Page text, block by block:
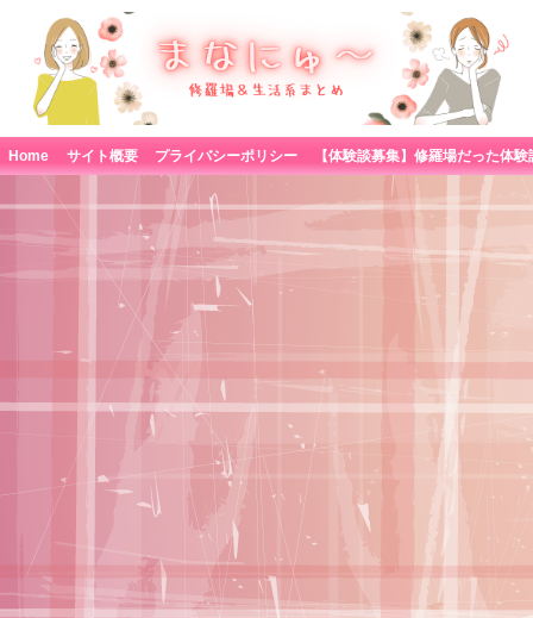
Home サイト概要 プライバシーポリシー